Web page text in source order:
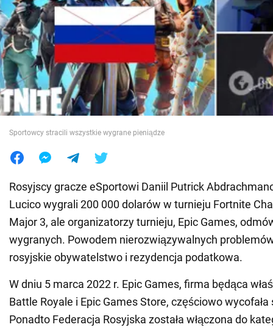
Społeczeństwo
Wojna na Ukrainie
Świat
Jedzenie
Sportowcy stracili wszystkie wygrane pieniądze
Rosyjscy gracze eSportowi Daniil Putrick
Lucico wygrali 200 000 dolarów w turnieju Fortnite
Major 3, ale organizatorzy turnieju, Epic Games,
wygranych. Powodem nierozwiązywalnych
rosyjskie obywatelstwo i rezydencja podatkowa.
W dniu 5 marca 2022 r. Epic Games, firma będąca
Battle Royale i Epic Games Store, częściowo wycofała
Ponadto Federacja Rosyjska została włączona do